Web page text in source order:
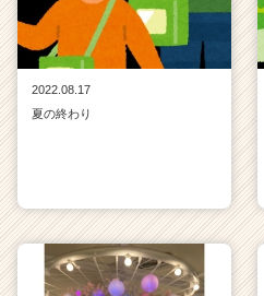
2022.08.17
夏の終わり